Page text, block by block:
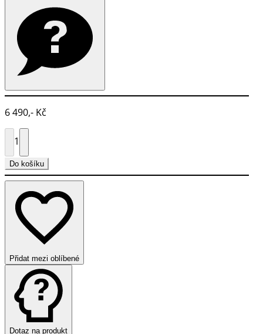
6 490,- Kč
1
Do košíku
Přidat mezi oblíbené
Dotaz na produkt